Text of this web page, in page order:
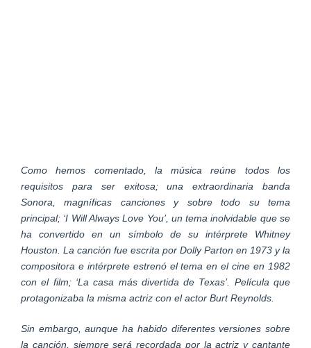
Como hemos comentado, la música reúne todos los
requisitos para ser exitosa; una extraordinaria banda
Sonora, magníficas canciones y sobre todo su tema
principal; ‘I Will Always Love You’, un tema inolvidable que se
ha convertido en un símbolo de su intérprete Whitney
Houston. La canción fue escrita por Dolly Parton en 1973 y la
compositora e intérprete estrenó el tema en el cine en 1982
con el film; ‘La casa más divertida de Texas’. Película que
protagonizaba la misma actriz con el actor Burt Reynolds.
Sin embargo, aunque ha habido diferentes versiones sobre
la canción, siempre será recordada por la actriz y cantante